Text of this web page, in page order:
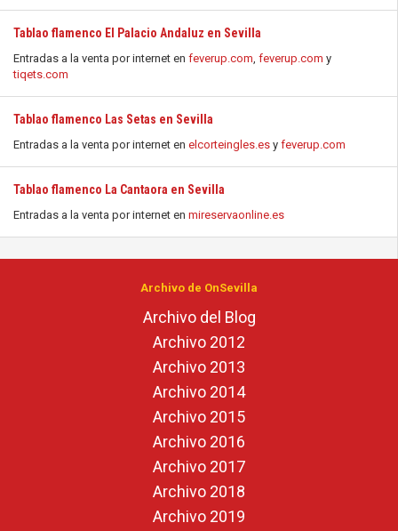
Tablao flamenco El Palacio Andaluz en Sevilla
Entradas a la venta por internet en feverup.com, feverup.com y
tiqets.com
Tablao flamenco Las Setas en Sevilla
Entradas a la venta por internet en elcorteingles.es y feverup.com
Tablao flamenco La Cantaora en Sevilla
Entradas a la venta por internet en mireservaonline.es
Archivo de OnSevilla
Archivo del Blog
Archivo 2012
Archivo 2013
Archivo 2014
Archivo 2015
Archivo 2016
Archivo 2017
Archivo 2018
Archivo 2019